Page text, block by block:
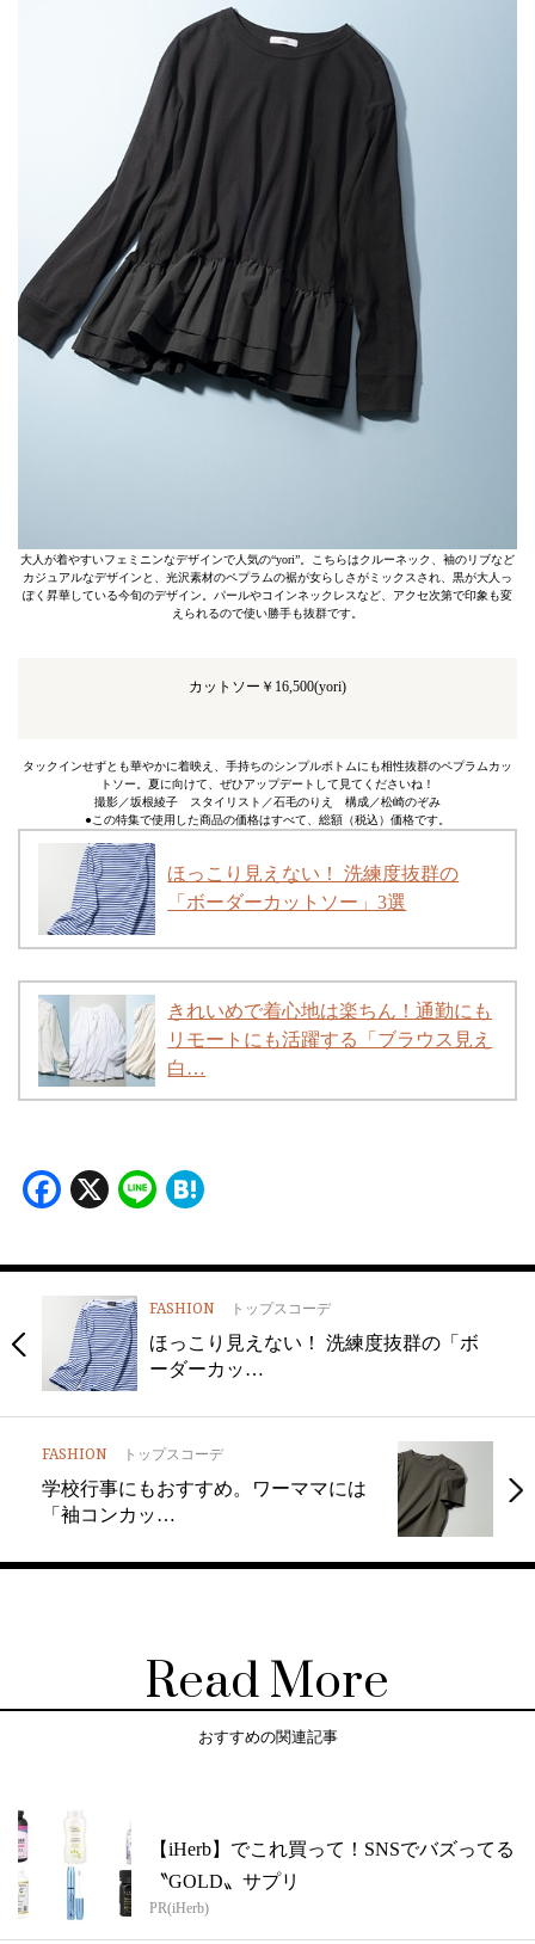
大人が着やすいフェミニンなデザインで人気の“yori”。こちらはクルーネック、袖のリブなど
カジュアルなデザインと、光沢素材のペプラムの裾が女らしさがミックスされ、黒が大人っ
ぽく昇華している今旬のデザイン。パールやコインネックレスなど、アクセ次第で印象も変
えられるので使い勝手も抜群です。
カットソー￥16,500(yori)
タックインせずとも華やかに着映え、手持ちのシンプルボトムにも相性抜群のペプラムカッ
トソー。夏に向けて、ぜひアップデートして見てくださいね！
撮影／坂根綾子 スタイリスト／石毛のりえ 構成／松崎のぞみ
●この特集で使用した商品の価格はすべて、総額（税込）価格です。
ほっこり見えない！ 洗練度抜群の
「ボーダーカットソー」3選
きれいめで着心地は楽ちん！通勤にも
リモートにも活躍する「ブラウス見え
白…
Facebook
X Line
FASHION トップスコーデ
ほっこり見えない！ 洗練度抜群の「ボ
ーダーカッ…
FASHION トップスコーデ
学校行事にもおすすめ。ワーママには
「袖コンカッ…
Read More
おすすめの関連記事
【iHerb】でこれ買って！SNSでバズってる
〝GOLD〟サプリ
PR(iHerb)